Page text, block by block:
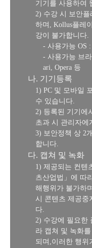
기기를 사용하여
2) 수강 시 보안
하며, Kollus플레
강이 불가합니다.
- 사용가능 OS :
- 사용가능 브
ari, Opera 등
나. 기기등록
1) PC 및 모바일
수 있습니다.
2) 등록된 기기에
초과 시 관리자에
3) 보안정책 상 2
합니다.
다. 캡쳐 및 녹화
1) 제공되는 컨텐
츠산업법」에 따
해행위가 불가하
시 콘텐츠 제공중
다.
2) 수강에 필요한
라 캡쳐 및 녹화
되며,이러한 행위